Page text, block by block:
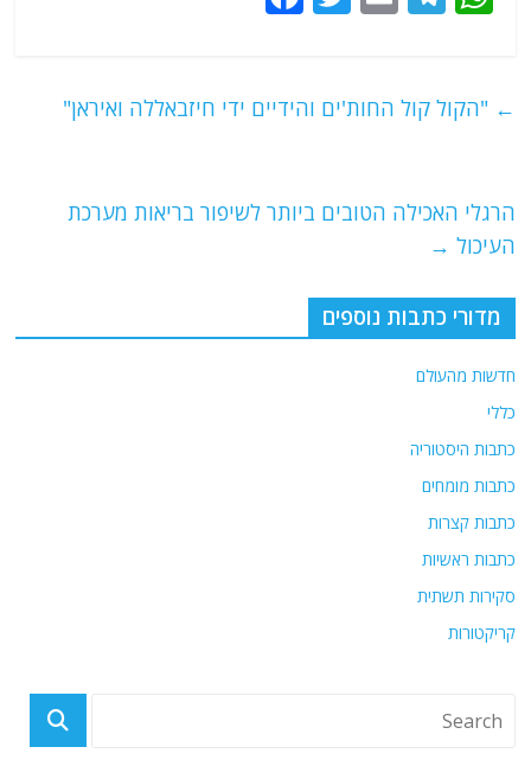
s
p
g
l
er
e
o
← "הקול קול החות'ים והידיים ידי חיזבאללה ואיראן"
הרגלי האכילה הטובים ביותר לשיפור בריאות מערכת
העיכול →
מדורי כתבות נוספים
חדשות מהעולם
כללי
כתבות היסטוריה
כתבות מומחים
כתבות קצרות
כתבות ראשיות
סקירות תשתית
קריקטורות